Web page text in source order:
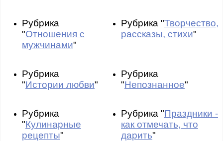
Рубрика
"Отношения с
мужчинами"
Рубрика "Творчество,
рассказы, стихи"
Рубрика
"Истории любви"
Рубрика
"Непознанное"
Рубрика
"Кулинарные
рецепты"
Рубрика "Праздники -
как отмечать, что
дарить"